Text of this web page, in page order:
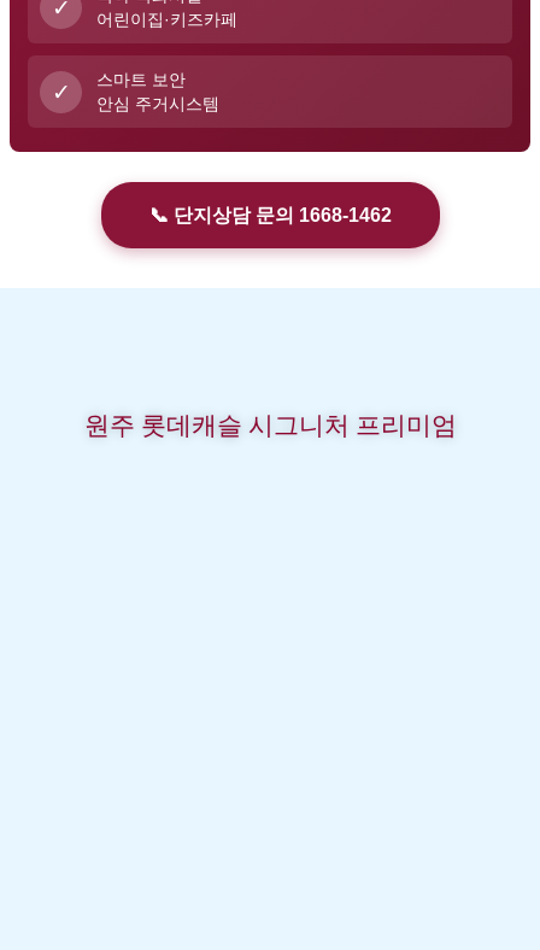
✓
어린이집·키즈카페
✓
스마트 보안
안심 주거시스템
📞 단지상담 문의 1668-1462
원주 롯데캐슬 시그니처 프리미엄